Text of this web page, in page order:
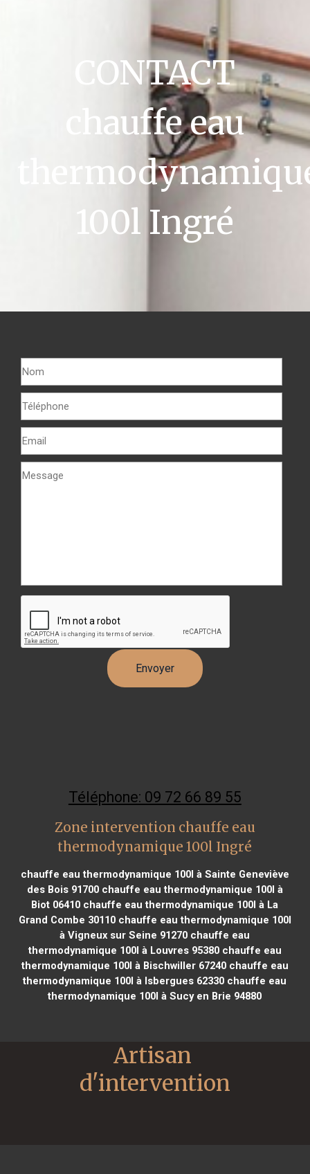
CONTACT
chauffe eau
100l Ingré
Téléphone: 09 72 66 89 55
Zone intervention chauffe eau
thermodynamique 100l Ingré
chauffe eau thermodynamique 100l à Sainte Geneviève
des Bois 91700chauffe eau thermodynamique 100l à
Biot 06410 chauffe eau thermodynamique 100l à La
Grand Combe 30110chauffe eau thermodynamique 100l
à Vigneux sur Seine 91270 chauffe eau
thermodynamique 100l à Louvres 95380chauffe eau
thermodynamique 100l à Bischwiller 67240chauffe eau
thermodynamique 100l à Isbergues 62330 chauffe eau
thermodynamique 100l à Sucy en Brie 94880
Artisan
d'intervention